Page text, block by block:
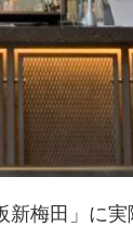
梅田」に実